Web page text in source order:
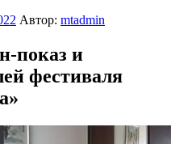
Автор: mtadmin
показ и
фестиваля